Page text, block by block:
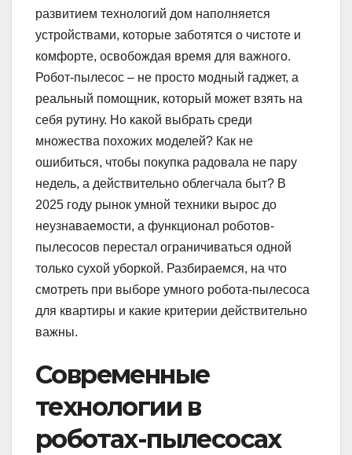
развитием технологий дом наполняется
устройствами, которые заботятся о чистоте и
комфорте, освобождая время для важного.
Робот-пылесос – не просто модный гаджет, а
реальный помощник, который может взять на
себя рутину. Но какой выбрать среди
множества похожих моделей? Как не
ошибиться, чтобы покупка радовала не пару
недель, а действительно облегчала быт? В
2025 году рынок умной техники вырос до
неузнаваемости, а функционал роботов-
пылесосов перестал ограничиваться одной
только сухой уборкой. Разбираемся, на что
смотреть при выборе умного робота-пылесоса
для квартиры и какие критерии действительно
важны.
Современные
технологии в
роботах-пылесосах